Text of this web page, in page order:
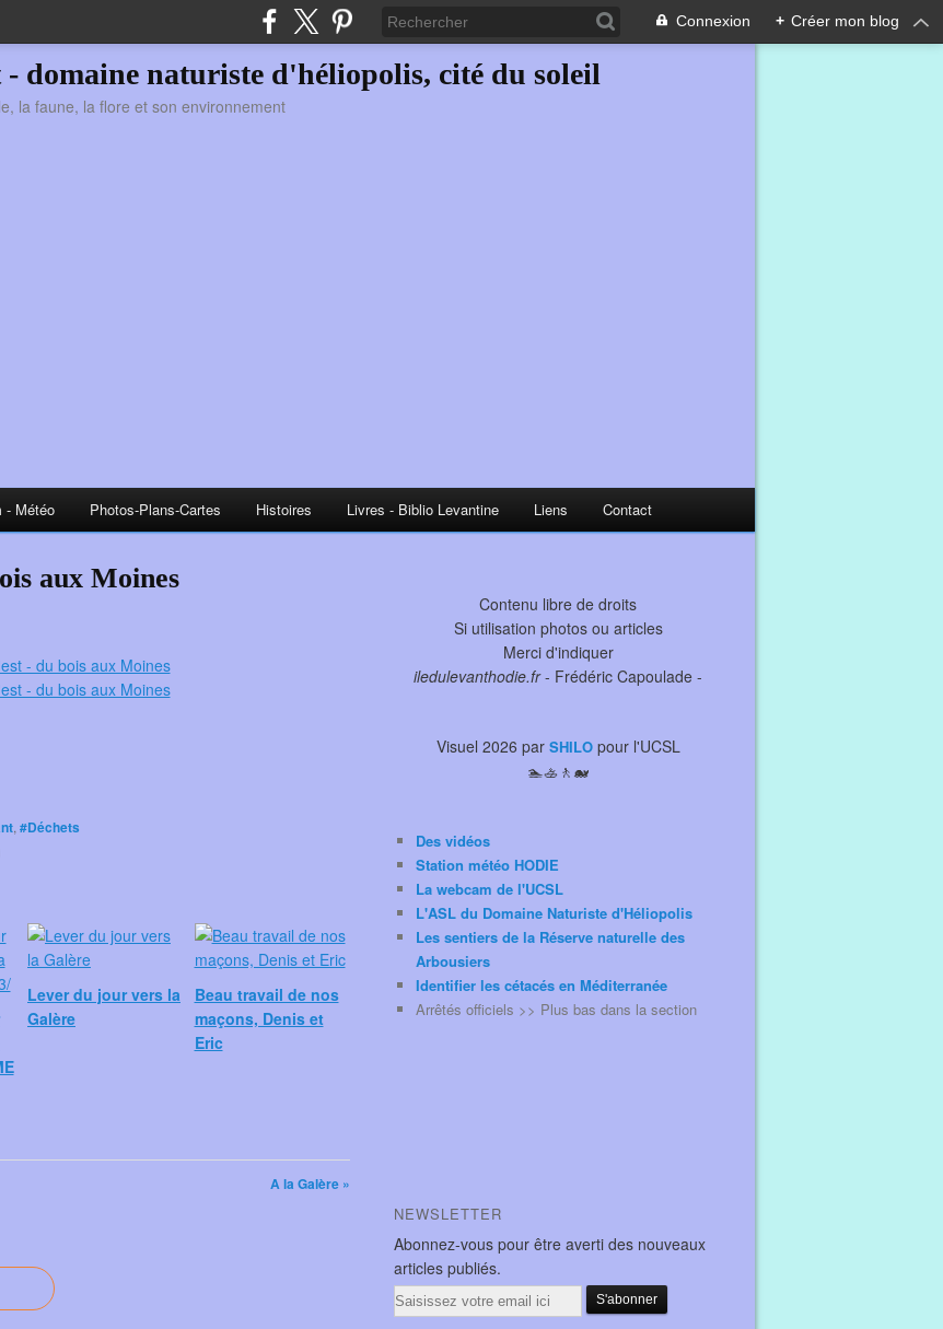
Connexion + Créer mon blog
domaine naturiste d'héliopolis, cité du soleil
la faune, la flore et son environnement
- Météo Photos-Plans-Cartes Histoires Livres - Biblio Levantine Liens Contact
aux Moines
, #Déchets
Lever du jour vers la
Galère
Beau travail de nos
maçons, Denis et
Eric
A la Galère »
Contenu libre de droits
Si utilisation photos ou articles
Merci d'indiquer
iledulevanthodie.fr- Frédéric Capoulade -
Visuel 2026 par SHILOpour l'UCSL
🏊🚣🚶🐋
Des vidéos
Station météo HODIE
La webcam de l'UCSL
L'ASL du Domaine Naturiste d'Héliopolis
Les sentiers de la Réserve naturelle des
Arbousiers
Identifier les cétacés en Méditerranée
Arrêtés officiels >> Plus bas dans la section
NEWSLETTER
Abonnez-vous pour être averti des nouveaux
articles publiés.
Email